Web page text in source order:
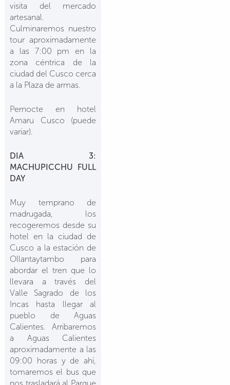
visita del mercado
artesanal.
Culminaremos nuestro
tour aproximadamente
a las 7:00 pm en la
zona céntrica de la
ciudad del Cusco cerca
a la Plaza de armas.
Pernocte en hotel
Amaru Cusco (puede
variar).
DIA 3:
MACHUPICCHU FULL
DAY
Muy temprano de
madrugada, los
recogeremos desde su
hotel en la ciudad de
Cusco a la estación de
Ollantaytambo para
abordar el tren que lo
llevara a través del
Valle Sagrado de los
Incas hasta llegar al
pueblo de Aguas
Calientes. Arribaremos
a Aguas Calientes
aproximadamente a las
09:00 horas y de ahí,
tomaremos el bus que